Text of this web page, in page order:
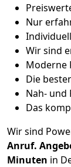
Nur
Wir sind
Moderne
Die
Nah- und
Das
Wir sind
Anruf.
Minuten in